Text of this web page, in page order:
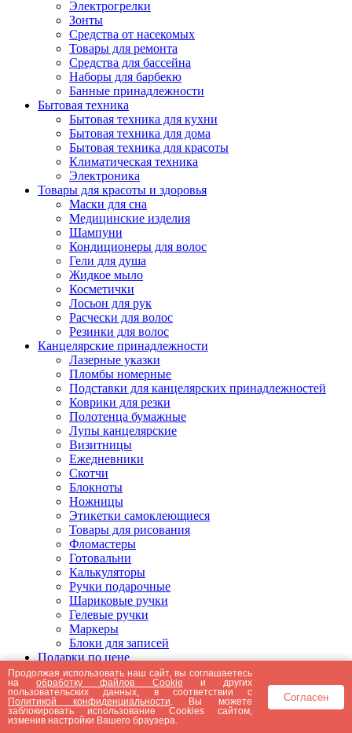
Электрогрелки
Зонты
Средства от насекомых
Товары для ремонта
Средства для бассейна
Наборы для барбекю
Банные принадлежности
Бытовая техника
Бытовая техника для кухни
Бытовая техника для дома
Бытовая техника для красоты
Климатическая техника
Электроника
Товары для красоты и здоровья
Маски для сна
Медицинские изделия
Шампуни
Кондиционеры для волос
Гели для душа
Жидкое мыло
Косметички
Лосьон для рук
Расчески для волос
Резинки для волос
Канцелярские принадлежности
Лазерные указки
Пломбы номерные
Подставки для канцелярских принадлежностей
Коврики для резки
Полотенца бумажные
Лупы канцелярские
Визитницы
Ежедневники
Скотчи
Блокноты
Ножницы
Этикетки самоклеющиеся
Товары для рисования
Фломастеры
Готовальни
Калькуляторы
Ручки подарочные
Шариковые ручки
Гелевые ручки
Маркеры
Блоки для записей
Подарки по цене
Подарки от 5000 рублей
Подарки до 5000 рублей
Подарки до 3000 рублей
Подарки до 2000 рублей
Подарки до 1000 рублей
Продолжая использовать наш сайт, вы соглашаетесь
наобработку файлов Cookie и других
пользовательских данных, в соответствии с
Политикой конфиденциальности . Вы можете
заблокировать использование Cookies сайтом,
изменив настройки Вашего браузера.
Согласен